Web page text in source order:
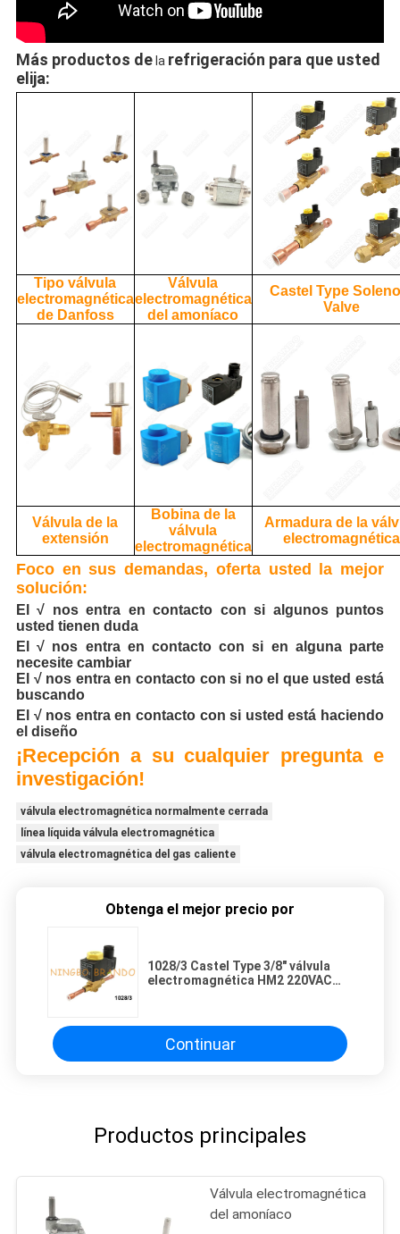
Más productos dela refrigeración para que usted
elija:
Tipo válvula
electromagnética
de Danfoss
Válvula
electromagnética
del amoníaco
Castel Type
Valve
Válvula de la
extensión
Bobina de la
válvula
electromagnética
Armadura de la
electromagnética
Foco en sus demandas, oferta usted la mejor
solución:
El √ nos entra en contacto con si algunos puntos
usted tienen duda
El √ nos entra en contacto con si en alguna parte
necesite cambiar
El √ nos entra en contacto con si no el que usted está
buscando
El √ nos entra en contacto con si usted está haciendo
el diseño
¡Recepción a su cualquier pregunta e
investigación!
válvula electromagnética normalmente cerrada
línea líquida válvula electromagnética
válvula electromagnética del gas caliente
Obtenga el mejor precio por
1028/3 Castel Type 3/8" válvula
electromagnética HM2 220VAC
Continuar
Productos principales
Válvula electromagnética
del amoníaco